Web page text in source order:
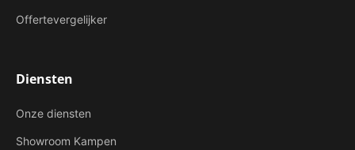
Offertevergelijker
Diensten
Onze diensten
Showroom Kampen